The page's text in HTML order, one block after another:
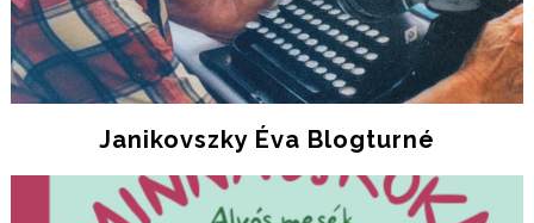
Janikovszky Éva Blogturné